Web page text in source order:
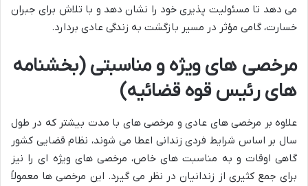
می دهد تا مسئولیت پذیری خود را نشان دهد و با تلاش برای جبران
خسارت، گامی مؤثر در مسیر بازگشت به زندگی عادی بردارد.
مرخصی های ویژه و مناسبتی (بخشنامه
های رئیس قوه قضائیه)
علاوه بر مرخصی های عادی و مرخصی های با مدت بیشتر که در طول
سال بر اساس شرایط فردی زندانی اعطا می شوند، نظام قضایی کشور
گاهی اوقات و به مناسبت های خاص، مرخصی های ویژه ای را نیز
برای جمع کثیری از زندانیان در نظر می گیرد. این مرخصی ها معمولاً